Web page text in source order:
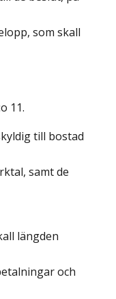
som skall
11.
till bostad
samt de
längden
och